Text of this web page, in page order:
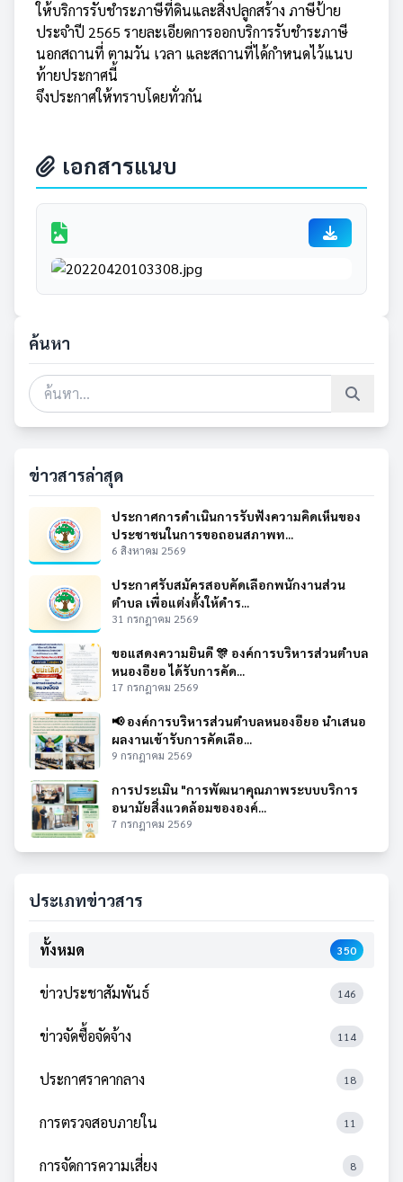
ให้บริการรับชำระภาษีที่ดินและสิ่งปลูกสร้าง ภาษีป้าย
ประจำปี 2565 รายละเอียดการออกบริการรับชำระภาษี
นอกสถานที่ ตามวัน เวลา และสถานที่ได้กำหนดไว้แนบ
ท้ายประกาศนี้
จึงประกาศให้ทราบโดยทั่วกัน
เอกสารแนบ
ค้นหา
ข่าวสารล่าสุด
ประกาศการดำเนินการรับฟังความคิดเห็นของ
ประชาชนในการขอถอนสภาพท...
6 สิงหาคม 2569
ประกาศรับสมัครสอบคัดเลือกพนักงานส่วน
ตำบล เพื่อแต่งตั้งให้ดำร...
31 กรกฎาคม 2569
ขอแสดงความยินดี 🎊 องค์การบริหารส่วนตำบล
หนองอียอ ได้รับการคัด...
17 กรกฎาคม 2569
📢 องค์การบริหารส่วนตำบลหนองอียอ นำเสนอ
ผลงานเข้ารับการคัดเลือ...
9 กรกฎาคม 2569
การประเมิน "การพัฒนาคุณภาพระบบบริการ
อนามัยสิ่งแวดล้อมขององค์...
7 กรกฎาคม 2569
ประเภทข่าวสาร
ทั้งหมด 350
ข่าวประชาสัมพันธ์ 146
ข่าวจัดซื้อจัดจ้าง 114
ประกาศราคากลาง 18
การตรวจสอบภายใน 11
การจัดการความเสี่ยง 8